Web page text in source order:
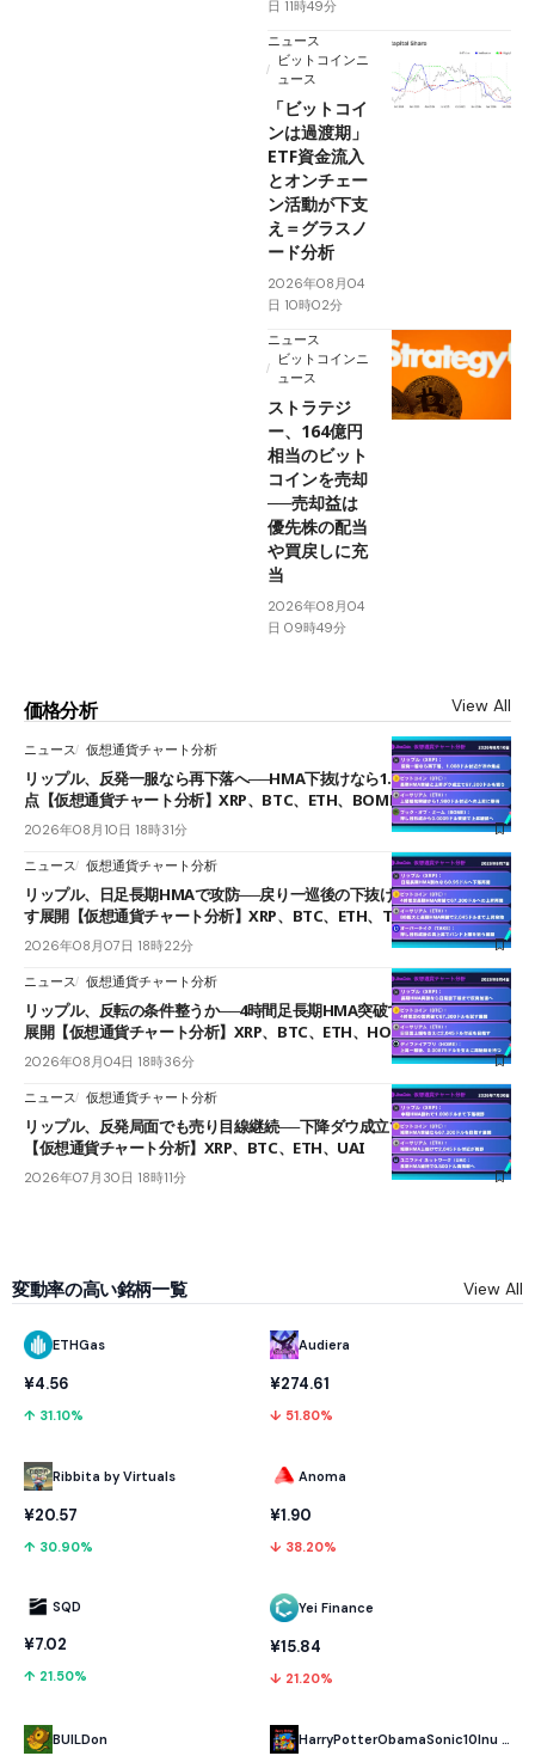
日 11時49分
ニュース
ビットコインニ
ュース
「ビットコイ
ンは過渡期」
ETF資金流入
とオンチェー
ン活動が下支
え＝グラスノ
ード分析
2026年08月04
日 10時02分
ニュース
ビットコインニ
ュース
ストラテジ
ー、164億円
相当のビット
コインを売却
──売却益は
優先株の配当
や買戻しに充
当
2026年08月04
日 09時49分
価格分析 View All
ニュース 仮想通貨チャート分析
リップル、反発一服なら再下落へ──HMA下抜けなら1.008ドルが次の焦
点【仮想通貨チャート分析】XRP、BTC、ETH、BOME
2026年08月10日 18時31分
ニュース 仮想通貨チャート分析
リップル、日足長期HMAで攻防──戻り一巡後の下抜けで0.95ドルを試
す展開【仮想通貨チャート分析】XRP、BTC、ETH、TAKE
2026年08月07日 18時22分
ニュース 仮想通貨チャート分析
リップル、反転の条件整うか──4時間足長期HMA突破で雲下端を目指す
展開【仮想通貨チャート分析】XRP、BTC、ETH、HOME
2026年08月04日 18時36分
ニュース 仮想通貨チャート分析
リップル、反発局面でも売り目線継続──下降ダウ成立で下値追う展開
【仮想通貨チャート分析】XRP、BTC、ETH、UAI
2026年07月30日 18時11分
変動率の高い銘柄一覧 View All
ETHGas
¥4.56
↑ 31.10%
Ribbita by Virtuals
¥20.57
↑ 30.90%
SQD
¥7.02
↑ 21.50%
BUILDon
Audiera
¥274.61
↓ 51.80%
Anoma
¥1.90
↓ 38.20%
Yei Finance
¥15.84
↓ 21.20%
HarryPotterObamaSonic10Inu (ETH)